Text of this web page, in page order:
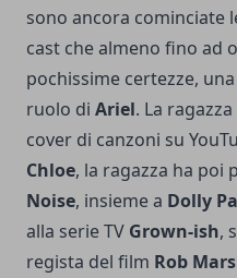
sono ancora cominciate
cast che almeno fino ad
pochissime certezze,
ruolo di Ariel. La
cover di canzoni su
Chloe, la ragazza ha poi
Noise, insieme a Dolly
alla serie TV Grown-ish,
regista del film Rob